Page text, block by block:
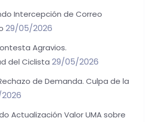
Intercepción de Correo
29/05/2026
Agravios.
del Ciclista 29/05/2026
de Demanda. Culpa de la
Actualización Valor UMA sobre